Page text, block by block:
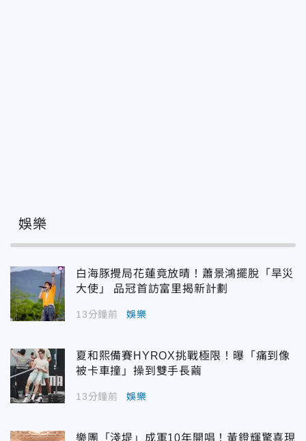
娛樂
白海豚攪局花蓮竟放晴！蕭景鴻擺脫「旱災
大使」 品冠首訪富里揭新計劃
13分鐘前 娛樂
夏和熙備賽HYROX挑戰極限！曝「痛到像
被卡車撞」操到雙手長繭
13分鐘前 娛樂
樂團「淺堤」成軍10年開唱！黃鐙輝驚喜現